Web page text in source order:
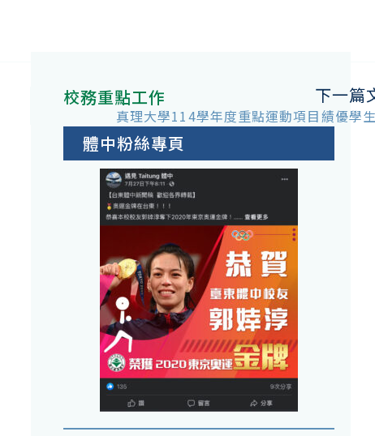
下一篇
真理大學114學年度重點運動項目績優學
校務重點工作
體中粉絲專頁